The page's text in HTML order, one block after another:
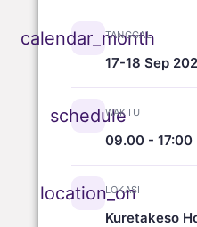
calendar_month
TANGGAL
17-18 Sep
schedule
WAKTU
09.00 - 17:00
location_on
LOKASI
Kuretakeso